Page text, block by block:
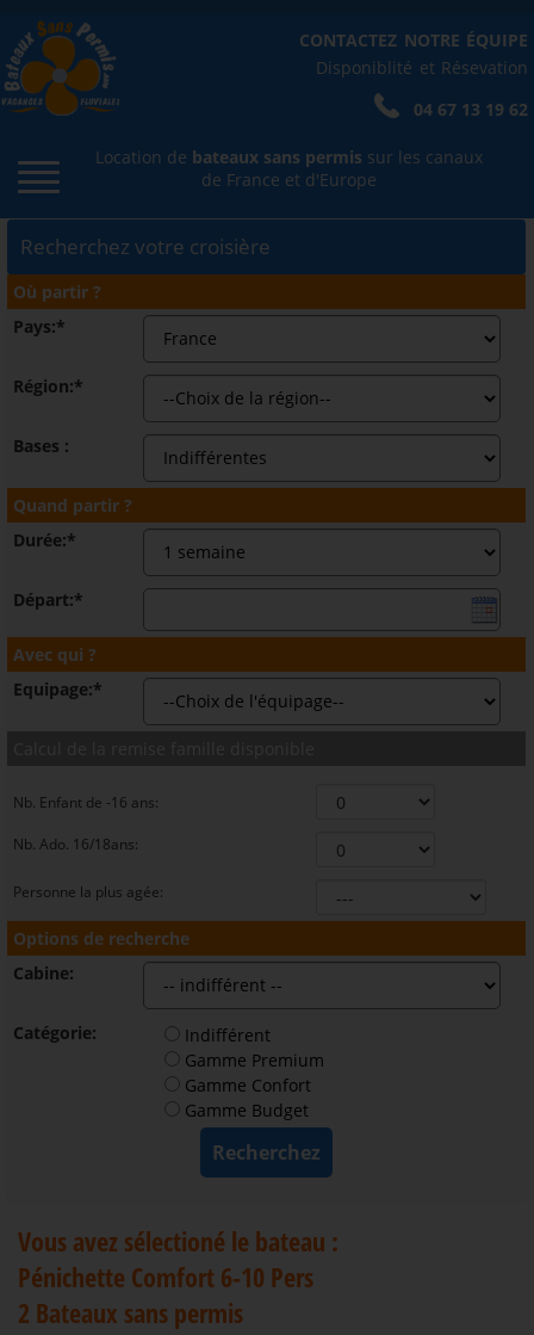
CONTACTEZ NOTRE ÉQUIPE
Disponiblité et Résevation
04 67 13 19 62
Location de bateaux sans permis sur les canaux
de France et d'Europe
Recherchez votre croisière
Où partir ?
Pays:*
Région:*
Bases :
Quand partir ?
Durée:*
Départ:*
Avec qui ?
Equipage:*
Nb. Enfant de -16 ans:
Nb. Ado. 16/18ans:
Personne la plus agée:
Options de recherche
Cabine:
Catégorie:
Indifférent
Gamme Premium
Gamme Confort
Gamme Budget
Vous avez sélectioné le bateau :
Pénichette Comfort 6-10 Pers
2 Bateaux sans permis